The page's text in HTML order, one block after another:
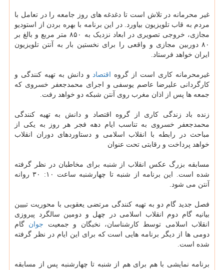
غیر محرمانه در تلاش است تا دغدغه های روز جامعه را در تعامل با
مردم به قاب تلویزیون بیاورد. در این برنامه با بهره بردن از استودیو
مجازی، خروجی تصویری در ابعاد نزدیک به ۸۵۰ متر مربع و بالغ بر
۸۰ دوربین مجازی و واقعی را برای نخستین بار به آنتن تلویزیون
ایران خواهد فرستاد.
غیرمحرمانه کاری است از گروه اقتصادو دانش به تهیه کنندگی و
کارگردانی علیرضا عاصم یوسفی و اجرای محمدجعفر خسروی که
جمعه ها پس از اذان مغرب روی آنتن شبکه دو خواهد رفت.
زنده باد زندگی کاری از گروه اقتصاد و دانش به تهیه کنندگی
محمدجعفر خسروی به تناسب ایام دهه فجر هر روز به یکی از
مباحث در رابطه با انقلاب اسلامی و دستاوردهای دوران انقلاب
خواهد پرداخت و رقابتی تحت عنوان
مسابقه بزرگ عکس انقلاب از شنبه برای مخاطبان در نظر گرفته
شده است. این برنامه از شنبه تا چهارشنبه ساعت ۱۰: ۳۰ روانه
آنتن می شود.
فصل جدید گام دو به تهیه کنندگی مرتضی یعقوبی با محوریت تبیین
بیانیه گام دوم انقلاب اسلامی در چهل و دومین سالگرد پیروزی
انقلاب اسلامی توسط کارشناسان، نخبگان و جمعیت جوان گام
دومی ها از دیگر برنامه هایی است که برای این ایام در نظر گرفته
شده است.
برنامه نمایشی با هم برای هم از شنبه تا چهارشنبه پس از مسابقه